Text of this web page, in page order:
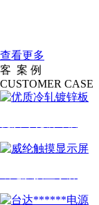
查看更多
客 案 例
CUSTOMER CASE